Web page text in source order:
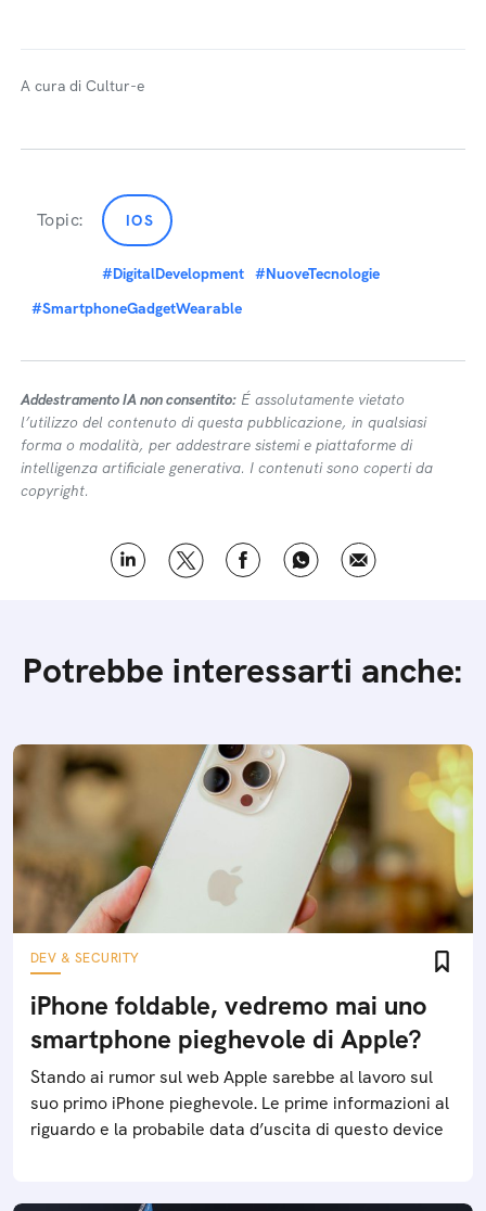
A cura di Cultur-e
Topic: IOS
#DigitalDevelopment #NuoveTecnologie
#SmartphoneGadgetWearable
Addestramento IA non consentito: É assolutamente vietato
l’utilizzo del contenuto di questa pubblicazione, in qualsiasi
forma o modalità, per addestrare sistemi e piattaforme di
intelligenza artificiale generativa. I contenuti sono coperti da
copyright.
Potrebbe interessarti anche:
DEV & SECURITY
iPhone foldable, vedremo mai uno
smartphone pieghevole di Apple?
Stando ai rumor sul web Apple sarebbe al lavoro sul
suo primo iPhone pieghevole. Le prime informazioni al
riguardo e la probabile data d’uscita di questo device